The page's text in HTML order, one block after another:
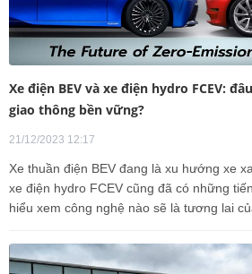
Xe điện BEV và xe điện hydro FCEV:
giao thông bền vững?
21/12/2023 12:17
Xe thuần điện BEV đang là xu hướng xe
xe điện hydro FCEV cũng đã có những
hiểu xem công nghệ nào sẽ là tương lai